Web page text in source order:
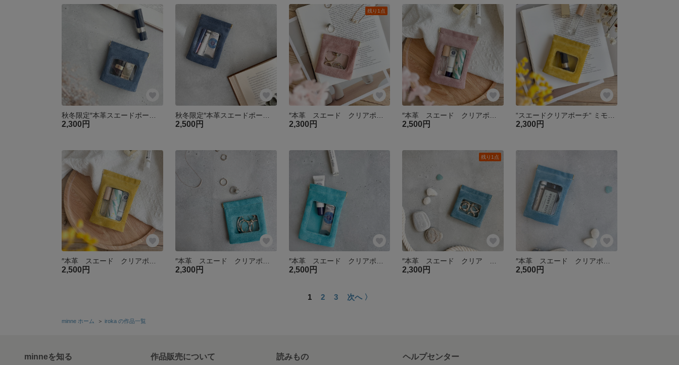
2,300円 2,500円
残り1点
2,300円 2,500円 2,300円
″本革 スエード クリアポーチ″ ミモザイエロー Mサイズ ピッグスエード ミモザ 小物入れ 大人ポーチ 春色 リップポーチ 化粧ポーチ 母の日 入学祝い 卒業祝い
2,500円
″本革 スエード クリアポーチ″ スカイブルー Sサイズ ピッグスエード シンプル 小物入れ 大人ポーチ リップポーチ 化粧ポーチ アクセサリーケース 夏
2,300円
″本革 スエード クリアポーチ″ スカイブルー Mサイズ ピッグスエード シンプル 小物入れ 大人ポーチ リップポーチ 化粧ポーチ ハンドクリームポーチ
2,500円
残り1点
″本革 スエード クリア ポーチ″ ブルー Sサイズ ピッグスエード シンプル 小物入れ 大人ポーチ 夏 リップポーチ 化粧ポーチ 母の日
2,300円
″本革 スエード クリアポーチ″ ブルー Mサイズ ピッグスエード シンプル 小物入れ 大人ポーチ 夏 リップポーチ 化粧ポーチ 母の日
2,500円
1 2 3 次へ 〉
minne ホーム ＞ iroka の作品一覧
minneを知る 作品販売について 読みもの ヘルプセンター